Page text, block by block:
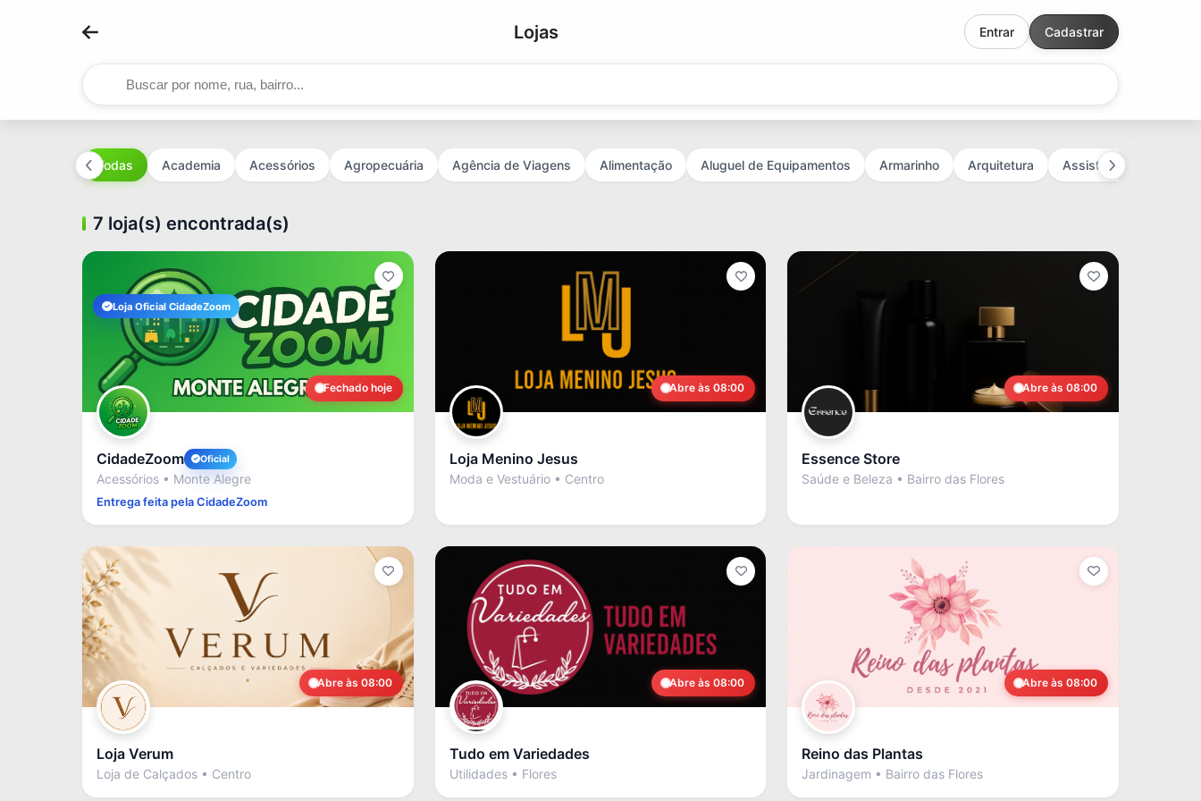
Lojas Entrar Cadastrar
Todas Academia Acessórios Agropecuária Agência de Viagens Alimentação Aluguel de Equipamentos Armarinho Arquitetura Assistência Técnica
7 loja(s) encontrada(s)
Fechado hoje
Loja Oficial CidadeZoom
CidadeZoom Oficial
Acessórios • Monte Alegre
Entrega feita pela CidadeZoom
Abre às 08:00
Loja Menino Jesus
Moda e Vestuário • Centro
Abre às 08:00
Essence Store
Saúde e Beleza • Bairro das Flores
Abre às 08:00
Loja Verum
Loja de Calçados • Centro
Abre às 08:00
Tudo em Variedades
Utilidades • Flores
Abre às 08:00
Reino das Plantas
Jardinagem • Bairro das Flores